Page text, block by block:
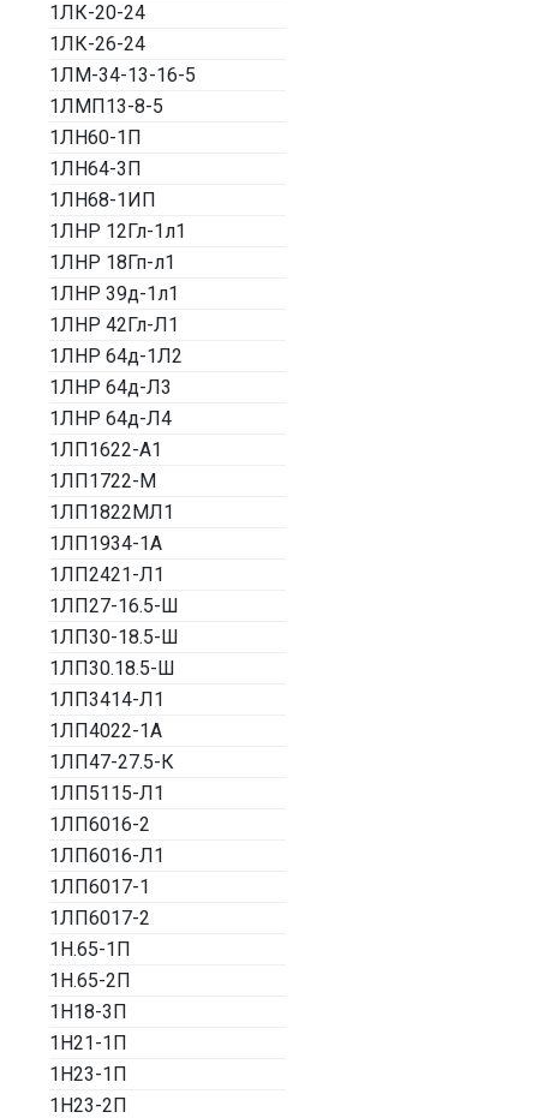
1ЛК-20-24
1ЛК-26-24
1ЛМ-34-13-16-5
1ЛМП13-8-5
1ЛН60-1П
1ЛН64-3П
1ЛН68-1ИП
1ЛНР 12Гл-1л1
1ЛНР 18Гп-л1
1ЛНР 39д-1л1
1ЛНР 42Гл-Л1
1ЛНР 64д-1Л2
1ЛНР 64д-Л3
1ЛНР 64д-Л4
1ЛП1622-А1
1ЛП1722-М
1ЛП1822МЛ1
1ЛП1934-1А
1ЛП2421-Л1
1ЛП27-16.5-Ш
1ЛП30-18.5-Ш
1ЛП30.18.5-Ш
1ЛП3414-Л1
1ЛП4022-1А
1ЛП47-27.5-К
1ЛП5115-Л1
1ЛП6016-2
1ЛП6016-Л1
1ЛП6017-1
1ЛП6017-2
1Н.65-1П
1Н.65-2П
1Н18-3П
1Н21-1П
1Н23-1П
1Н23-2П